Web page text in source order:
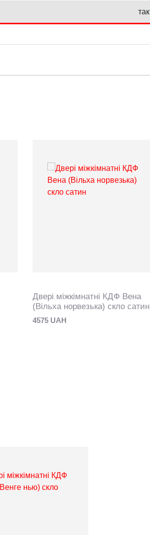
так
Двері міжкімнатні КДФ Вена
(Вільха норвезька) скло сатин
4575 UAH